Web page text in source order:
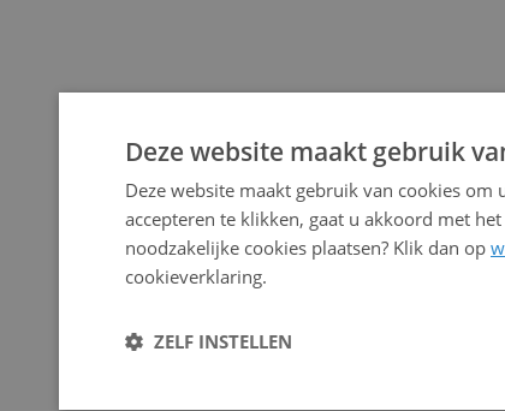
Deze website maakt gebruik
Deze website maakt gebruik van cookies
accepteren te klikken, gaat u akkoord met
noodzakelijke cookies plaatsen? Klik dan op
cookieverklaring.
ZELF INSTELLEN